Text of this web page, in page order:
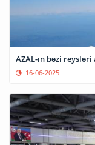
AZAL-ın bəzi reysləri
16-06-2025